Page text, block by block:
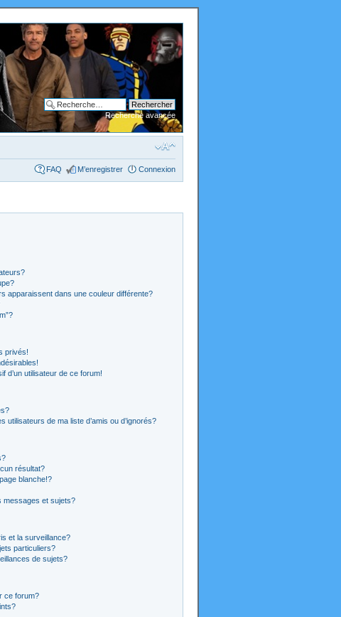
Recherche avancée
FAQ M’enregistrer Connexion
apparaissent dans une couleur différente?
privés!
d’un utilisateur de ce forum!
utilisateurs de ma liste d’amis ou d’ignorés?
résultat?
blanche!?
messages et sujets?
et la surveillance?
particuliers?
de sujets?
ce forum?